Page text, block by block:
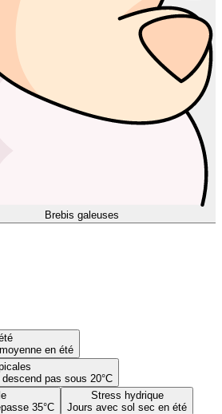
Brebis galeuses
en été
pas sous 20°C
35°C
Stress hydrique
Jours avec sol sec en été